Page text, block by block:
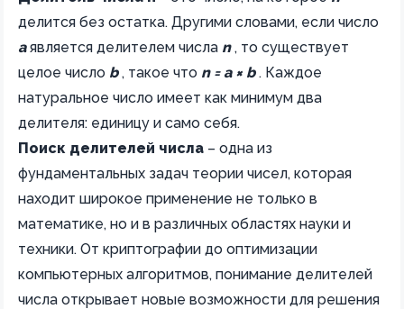
делится без остатка. Другими словами, если число
a является делителем числа n , то существует
целое число b , такое что n = a × b . Каждое
натуральное число имеет как минимум два
делителя: единицу и само себя.
Поиск делителей числа – одна из
фундаментальных задач теории чисел, которая
находит широкое применение не только в
математике, но и в различных областях науки и
техники. От криптографии до оптимизации
компьютерных алгоритмов, понимание делителей
числа открывает новые возможности для решения